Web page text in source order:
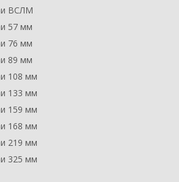
ВСЛМ
57 мм
76 мм
89 мм
108 мм
133 мм
159 мм
168 мм
219 мм
325 мм